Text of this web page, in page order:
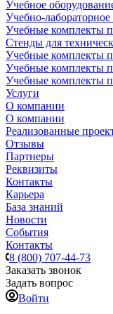
Учебное
Учебно-
Учебные комплекты
Стенды для
Учебные комплекты
Учебные комплекты
Учебные комплекты
Услуги
О компании
О компании
Реализованные
Отзывы
Партнеры
Реквизиты
Контакты
Карьера
База знаний
Новости
События
Контакты
8 (800) 707-44-73
Заказать звонок
Задать вопрос
Войти